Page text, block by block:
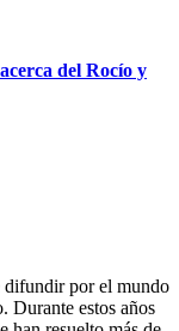
del Rocío y
difundir por el mundo
Durante estos años